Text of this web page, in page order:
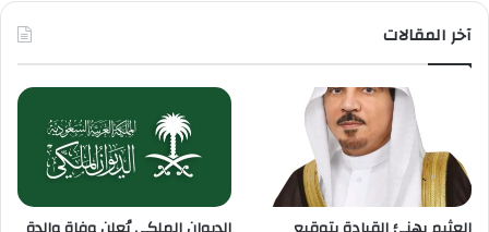
آخر المقالات